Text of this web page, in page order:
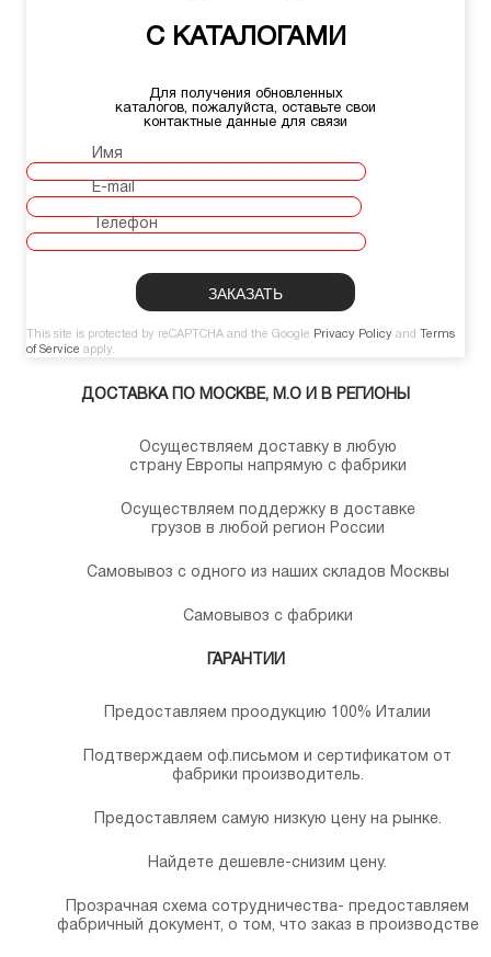
С КАТАЛОГАМИ
Для получения обновленных
каталогов, пожалуйста, оставьте свои
контактные данные для связи
Имя
E-mail
Телефон
This site is protected by reCAPTCHA and the Google Privacy Policy and
Terms
of Service apply.
ДОСТАВКА ПО МОСКВЕ, М.О И В РЕГИОНЫ
Осуществляем доставку в любую
страну Европы напрямую с фабрики
Осуществляем поддержку в доставке
грузов в любой регион России
Самовывоз с одного из наших складов Москвы
Самовывоз с фабрики
ГАРАНТИИ
Предоставляем проодукцию 100% Италии
Подтверждаем оф.письмом и сертификатом от
фабрики производитель.
Предоставляем самую низкую цену на рынке.
Найдете дешевле-снизим цену.
Прозрачная схема сотрудничества- предоставляем
фабричный документ, о том, что заказ в производстве